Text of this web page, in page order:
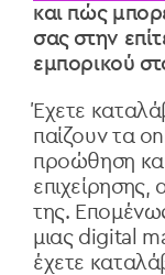
και πώς
σας στην
εμπορικού
Έχετε
παίζουν τα
προώθηση
της.
μιας digital
έχετε